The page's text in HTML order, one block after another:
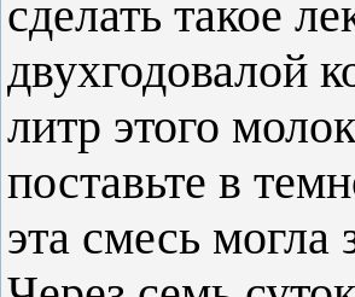
сделать такое
двухгодовалой
литр этого
поставьте в
эта смесь могла